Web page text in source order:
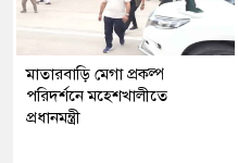
মাতারবাড়ি মেগা প্রকল্প
পরিদর্শনে মহেশখালীতে
প্রধানমন্ত্রী